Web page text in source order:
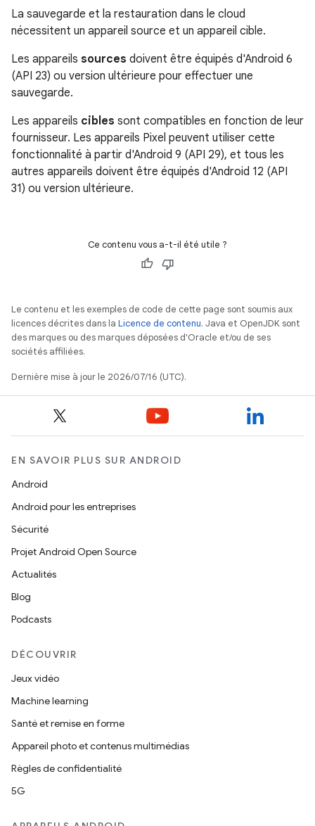
La sauvegarde et la restauration dans le cloud
nécessitent un appareil source et un appareil cible.
Les appareils sources doivent être équipés d'Android 6
(API 23) ou version ultérieure pour effectuer une
sauvegarde.
Les appareils cibles sont compatibles en fonction de leur
fournisseur. Les appareils Pixel peuvent utiliser cette
fonctionnalité à partir d'Android 9 (API 29), et tous les
autres appareils doivent être équipés d'Android 12 (API
31) ou version ultérieure.
Ce contenu vous a-t-il été utile ?
Le contenu et les exemples de code de cette page sont soumis aux
licences décrites dans la Licence de contenu. Java et OpenJDK sont
des marques ou des marques déposées d'Oracle et/ou de ses
sociétés affiliées.
Dernière mise à jour le 2026/07/16 (UTC).
EN SAVOIR PLUS SUR ANDROID
Android
Android pour les entreprises
Sécurité
Projet Android Open Source
Actualités
Blog
Podcasts
DÉCOUVRIR
Jeux vidéo
Machine learning
Santé et remise en forme
Appareil photo et contenus multimédias
Règles de confidentialité
5G